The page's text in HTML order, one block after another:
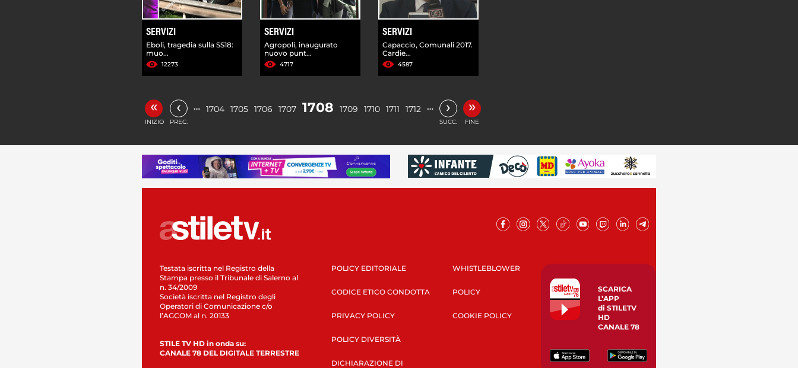
SERVIZI
Eboli, tragedia sulla SS18:
muo...
12273
SERVIZI
Agropoli, inaugurato
nuovo punt...
4717
SERVIZI
Capaccio, Comunali 2017.
Cardie...
4587
«
INIZIO
‹
PREC.
… 1704 1705 1706 1707 1708 1709 1710 1711 1712 … ›
SUCC.
»
FINE
Testata iscritta nel Registro della
Stampa presso il Tribunale di Salerno al
n. 34/2009
Società iscritta nel Registro degli
Operatori di Comunicazione c/o
l’AGCOM al n. 20133
STILE TV HD in onda su:
CANALE 78 DEL DIGITALE TERRESTRE
POLICY EDITORIALE
CODICE ETICO CONDOTTA
PRIVACY POLICY
POLICY DIVERSITÀ
DICHIARAZIONE DI
WHISTLEBLOWER
POLICY
COOKIE POLICY
SCARICA
L’APP
di STILETV
HD
CANALE 78